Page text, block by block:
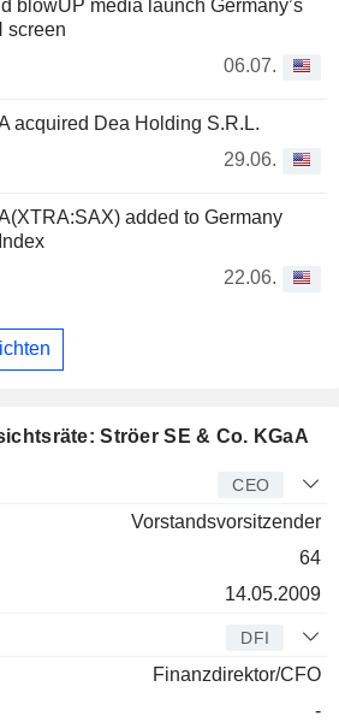
blowUP media launch Germany’s
screen
06.07.
acquired Dea Holding S.R.L.
29.06.
added to Germany
22.06.
Ströer SE & Co. KGaA
CEO
Vorstandsvorsitzender
64
14.05.2009
DFI
Finanzdirektor/CFO
-